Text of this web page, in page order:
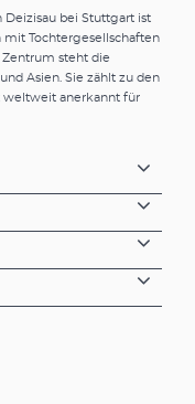
bei Stuttgart ist
Tochtergesellschaften
Zentrum steht die
Asien. Sie zählt zu den
weltweit anerkannt für